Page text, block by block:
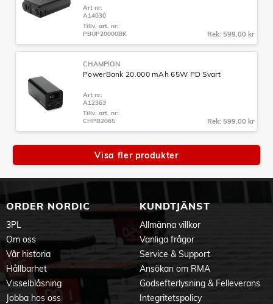
Art nr:
A14030
Tillv. art. nr:
PBUP20000BK
Rek: 599,00 kr
CHAMPION
PowerBank 20.000 mAh 65W PD Svart
Art nr:
A12363
Tillv. art. nr:
CHPB2065
Rek: 599,00 kr
Visa fler produkter
ORDER NORDIC
3PL
Om oss
Vår historia
Hållbarhet
Visselblåsning
Jobba hos oss
KUNDTJÄNST
Allmänna villkor
Vanliga frågor
Service & Support
Ansökan om RMA
Godsefterlysning & Felleverans
Integritetspolicy